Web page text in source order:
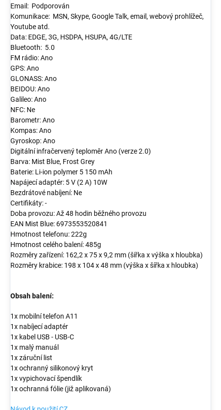
Email: Podporován
Komunikace: MSN, Skype, Google Talk, email, webový prohlížeč,
Youtube atd.
Data: EDGE, 3G, HSDPA, HSUPA, 4G/LTE
Bluetooth: 5.0
FM rádio: Ano
GPS: Ano
GLONASS: Ano
BEIDOU: Ano
Galileo: Ano
NFC: Ne
Barometr: Ano
Kompas: Ano
Gyroskop: Ano
Digitální infračervený teploměr Ano (verze 2.0)
Barva: Mist Blue, Frost Grey
Baterie: Li-ion polymer 5 150 mAh
Napájecí adaptér: 5 V (2 A) 10W
Bezdrátové nabíjení: Ne
Certifikáty: -
Doba provozu: Až 48 hodin běžného provozu
EAN Mist Blue: 6973553520841
Hmotnost telefonu: 222g
Hmotnost celého balení: 485g
Rozměry zařízení: 162,2 x 75 x 9,2 mm (šířka x výška x hloubka)
Rozměry krabice: 198 x 104 x 48 mm (výška x šířka x hloubka)
Obsah balení:
1x mobilní telefon A11
1x nabíjecí adaptér
1x kabel USB - USB-C
1x malý manuál
1x záruční list
1x ochranný silikonový kryt
1x vypichovací špendlík
1x ochranná fólie (již aplikovaná)